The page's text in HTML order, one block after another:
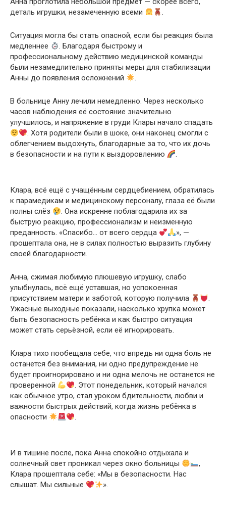
деталь игрушки, незамеченную всеми
.
Ситуация могла бы стать опасной, если бы реакция была
медленнее
. Благодаря быстрому и
профессиональному действию медицинской команды
были незамедлительно приняты меры для стабилизации
Анны до появления осложнений
.
В больнице Анну лечили немедленно. Через несколько
часов наблюдения её состояние значительно
улучшилось, и напряжение в груди Клары начало спадать
. Хотя родители были в шоке, они наконец смогли с
облегчением выдохнуть, благодарные за то, что их дочь
в безопасности и на пути к выздоровлению
.
Клара, всё ещё с учащённым сердцебиением, обратилась
к парамедикам и медицинскому персоналу, глаза её были
полны слёз
. Она искренне поблагодарила их за
быструю реакцию, профессионализм и неизменную
преданность. «Спасибо… от всего сердца
», —
прошептала она, не в силах полностью выразить глубину
своей благодарности.
Анна, сжимая любимую плюшевую игрушку, слабо
улыбнулась, всё ещё уставшая, но успокоенная
присутствием матери и заботой, которую получила
.
Ужасные выходные показали, насколько хрупка может
быть безопасность ребёнка и как быстро ситуация
может стать серьёзной, если её игнорировать.
Клара тихо пообещала себе, что впредь ни одна боль не
останется без внимания, ни одно предупреждение не
будет проигнорировано и ни одна мелочь не останется не
проверенной
. Этот понедельник, который начался
как обычное утро, стал уроком бдительности, любви и
важности быстрых действий, когда жизнь ребёнка в
опасности
.
И в тишине после, пока Анна спокойно отдыхала и
солнечный свет проникал через окно больницы
,
Клара прошептала себе: «Мы в безопасности. Нас
слышат. Мы сильные
».